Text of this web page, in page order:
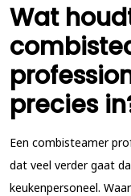
Wat
precies
Een combisteamer
dat veel verder gaat
keukenpersoneel.